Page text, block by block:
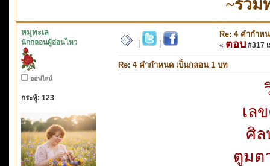
~รวม
หมูทะเล
นักกลอนผู้อ่อนไหว
ออฟไลน์
กระทู้: 123
Re: 4 คำกำห
« ตอบ #317
Re: 4 คำกำหนด เป็นกลอน 1 บท
เล
ศิล
ตูมต